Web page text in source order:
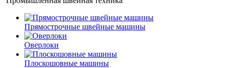
Прямострочные швейные машины
Оверлоки
Плоскошовные машины